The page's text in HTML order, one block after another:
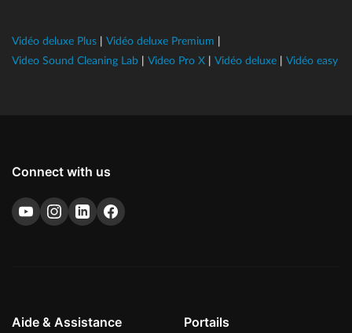
Vidéo deluxe Plus Vidéo deluxe Premium
Video Sound Cleaning Lab
Video Pro X Vidéo deluxe Vidéo easy
Connect with us
Aide & Assistance Portails